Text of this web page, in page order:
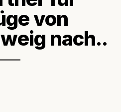
von
nach..